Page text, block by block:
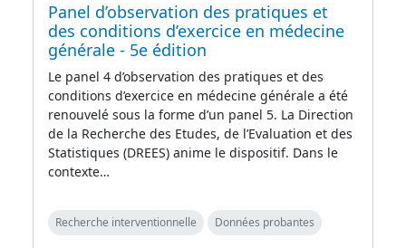
Panel d’observation des pratiques et
des conditions d’exercice en médecine
générale - 5e édition
Le panel 4 d’observation des pratiques et des
conditions d’exercice en médecine générale a été
renouvelé sous la forme d’un panel 5. La Direction
de la Recherche des Etudes, de l’Evaluation et des
Statistiques (DREES) anime le dispositif. Dans le
contexte…
Recherche interventionnelle Données probantes